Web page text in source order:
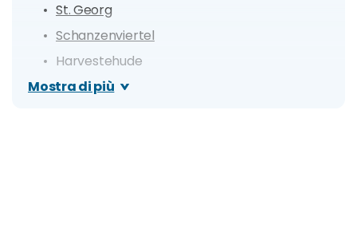
St. Georg
Schanzenviertel
Harvestehude
Mappa dei prezzi degli alloggi di Amburgo
Mostra di più